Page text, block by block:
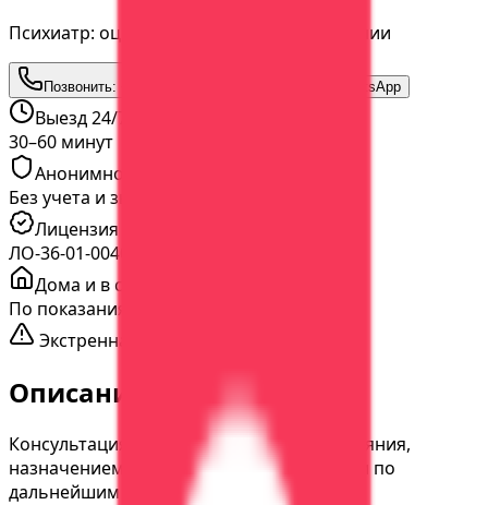
Психиатр: оценка состояния и план терапии
Позвонить: Написать в WhatsApp
Выезд 24/7
30–60 минут
Анонимно
Без учета и звонков
Лицензия
ЛО-36-01-004065 от 05.03.2020
Дома и в стационаре
По показаниям
Экстренная помощь
Описание услуги
Консультация психиатра с оценкой состояния,
назначением терапии и рекомендациями по
дальнейшим шагам.